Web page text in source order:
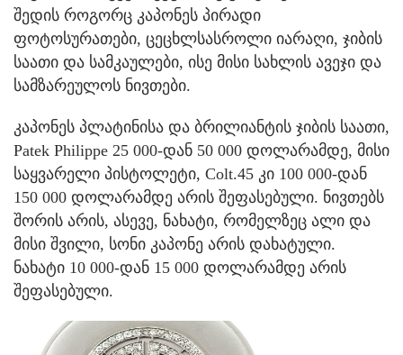
შედის როგორც კაპონეს პირადი
ფოტოსურათები, ცეცხლსასროლი იარაღი, ჯიბის
საათი და სამკაულები, ისე მისი სახლის ავეჯი და
სამზარეულოს ნივთები.
კაპონეს პლატინისა და ბრილიანტის ჯიბის საათი,
Patek Philippe 25 000-დან 50 000 დოლარამდე, მისი
საყვარელი პისტოლეტი, Colt.45 კი 100 000-დან
150 000 დოლარამდე არის შეფასებული. ნივთებს
შორის არის, ასევე, ნახატი, რომელზეც ალი და
მისი შვილი, სონი კაპონე არის დახატული.
ნახატი 10 000-დან 15 000 დოლარამდე არის
შეფასებული.